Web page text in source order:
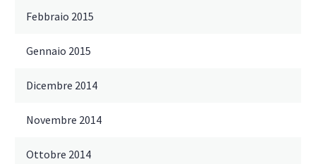
Febbraio 2015
Gennaio 2015
Dicembre 2014
Novembre 2014
Ottobre 2014